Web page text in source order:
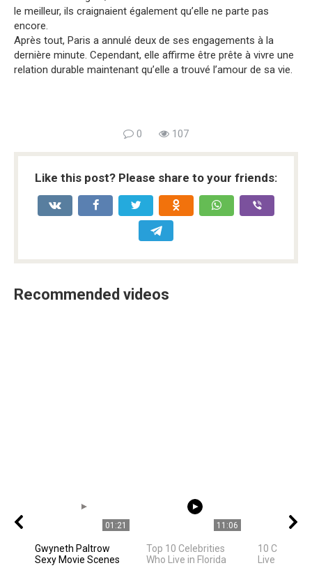
le meilleur, ils craignaient également qu’elle ne parte pas
encore.
Après tout, Paris a annulé deux de ses engagements à la
dernière minute. Cependant, elle affirme être prête à vivre une
relation durable maintenant qu’elle a trouvé l’amour de sa vie.
0 107
Like this post? Please share to your friends:
Recommended videos
01:21
Gwyneth Paltrow
Sexy Movie Scenes
11:06
Top 10 Celebrities
Who Live in Florida
10
Live In Los